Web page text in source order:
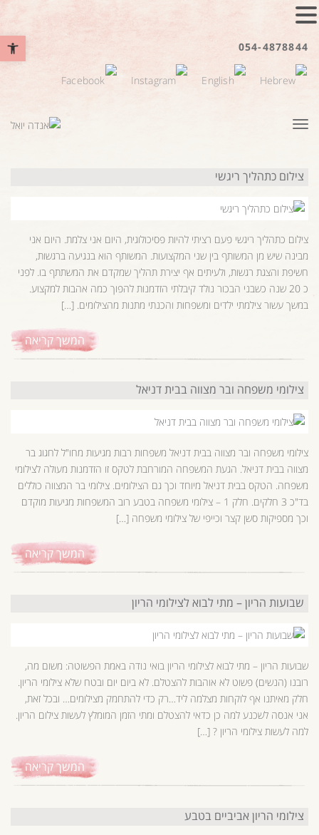
פתח סרגל 054-4878844
תפריט
צילום כתהליך ריגשי
צילום כתהליך ריגשי פעם רציתי להיות פסיכולוגית, היום אני צלמת. היום אני
מבינה שיש מן המשותף בין שני המקצועות. המשותף הוא בנגיעה ברגשות,
חשיפת והצגת רגשות, ולעיתים אף יצירת תהליך שמקדם את המשתתף בו. לפני
כ 20 שנה כשבני הבכור נולד קיבלתי הזדמנות להפוך כמה אהבות למקצוע.
במשך עשור צילמתי ילדים ומשפחות והכנתי מתנות מהצילומים. […]
המשך קריאה
צילומי משפחה ובר מצווה בבית דניאל
צילומי משפחה ובר מצווה בבית דניאל משפחות רבות מגיעות מחו"ל לחגוג בר
מצווה בבית דניאל. הגעת המשפחה המורחבת לטקס זו הזדמנות מעולה לצילומי
משפחה. הטקס בבית דניאל מיוחד וכך גם הצילומים. צילומי בר המצווה כוללים
בד"כ 3 חלקים. חלק 1 – צילומי משפחה בטבע רוב המשפחות מגיעות מוקדם
וכך מספיקות סשן קצר וכייפי של צילומי משפחה […]
המשך קריאה
שבועות הריון – מתי לבוא לצילומי הריון
שבועות הריון – מתי לבוא לצילומי הריון בואי נודה באמת הפשוטה: משום מה,
רובנו (הנשים) פשוט לא אוהבות להצטלם. לא ביום יום ובטח שלא צילומי הריון.
חלק מאיתנו אף לוקחות מצלמה ליד…רק כדי להתחמק מצילומים… ובכל זאת,
אני אנסה לשכנע למה כן כדאי להצטלם ומתי הזמן המומלץ לעשות צילום הריון.
למה לעשות צילומי הריון ? […]
המשך קריאה
צילומי הריון אביביים בטבע